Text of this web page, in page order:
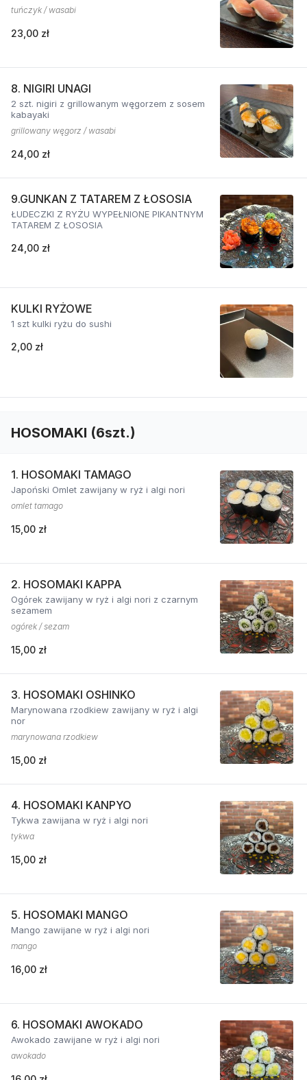
tuńczyk / wasabi
23,00 zł
8. NIGIRI UNAGI
2 szt. nigiri z grillowanym węgorzem z sosem
kabayaki
grillowany węgorz / wasabi
24,00 zł
9.GUNKAN Z TATAREM Z ŁOSOSIA
ŁUDECZKI Z RYŻU WYPEŁNIONE PIKANTNYM
TATAREM Z ŁOSOSIA
24,00 zł
KULKI RYŻOWE
1 szt kulki ryżu do sushi
2,00 zł
HOSOMAKI (6szt.)
1. HOSOMAKI TAMAGO
Japoński Omlet zawijany w ryż i algi nori
omlet tamago
15,00 zł
2. HOSOMAKI KAPPA
Ogórek zawijany w ryż i algi nori z czarnym
sezamem
ogórek / sezam
15,00 zł
3. HOSOMAKI OSHINKO
Marynowana rzodkiew zawijany w ryż i algi
nor
marynowana rzodkiew
15,00 zł
4. HOSOMAKI KANPYO
Tykwa zawijana w ryż i algi nori
tykwa
15,00 zł
5. HOSOMAKI MANGO
Mango zawijane w ryż i algi nori
mango
16,00 zł
6. HOSOMAKI AWOKADO
Awokado zawijane w ryż i algi nori
awokado